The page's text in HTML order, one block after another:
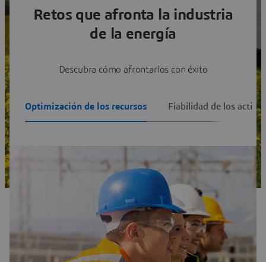
Reduzca los riesgos de los proyectos y maximice la
fiabilidad de los activos
Retos que afronta la industria
de la energía
Descubra cómo afrontarlos con éxito
Optimización de los recursos Fiabilidad de los activos